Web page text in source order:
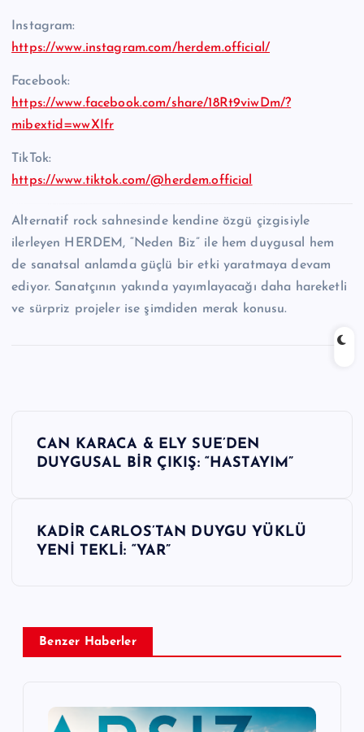
Instagram:
https://www.instagram.com/herdem.official/
Facebook:
https://www.facebook.com/share/18Rt9viwDm/?
mibextid=wwXIfr
TikTok:
https://www.tiktok.com/@herdem.official
Alternatif rock sahnesinde kendine özgü çizgisiyle
ilerleyen HERDEM, “Neden Biz” ile hem duygusal hem
de sanatsal anlamda güçlü bir etki yaratmaya devam
ediyor. Sanatçının yakında yayımlayacağı daha hareketli
ve sürpriz projeler ise şimdiden merak konusu.
e
CAN KARACA & ELY SUE’DEN
DUYGUSAL BİR ÇIKIŞ: “HASTAYIM”
KADİR CARLOS’TAN DUYGU YÜKLÜ
YENİ TEKLİ: “YAR”
Benzer Haberler